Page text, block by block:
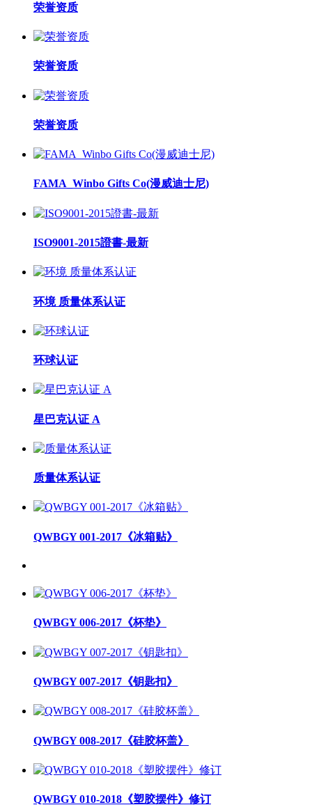
荣誉资质
荣誉资质
荣誉资质
FAMA_Winbo Gifts Co(漫威迪士尼)
ISO9001-2015證書-最新
环境 质量体系认证
环球认证
星巴克认证 A
质量体系认证
QWBGY 001-2017《冰箱贴》
QWBGY 006-2017《杯垫》
QWBGY 007-2017《钥匙扣》
QWBGY 008-2017《硅胶杯盖》
QWBGY 010-2018《塑胶摆件》修订